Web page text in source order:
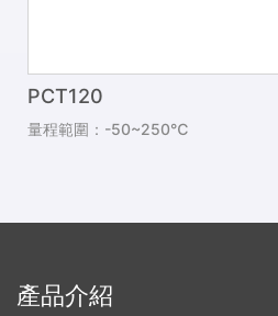
PCT120
量程範圍：-50~250℃
產品介紹